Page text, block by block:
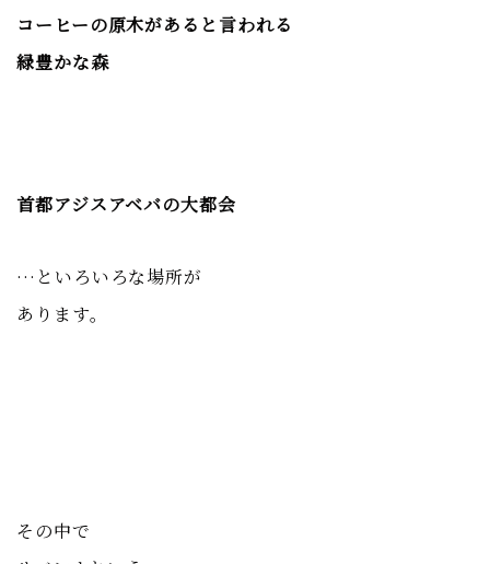
コーヒーの原木があると言われる
緑豊かな森
首都アジスアベバの大都会
…といろいろな場所が
あります。
その中で